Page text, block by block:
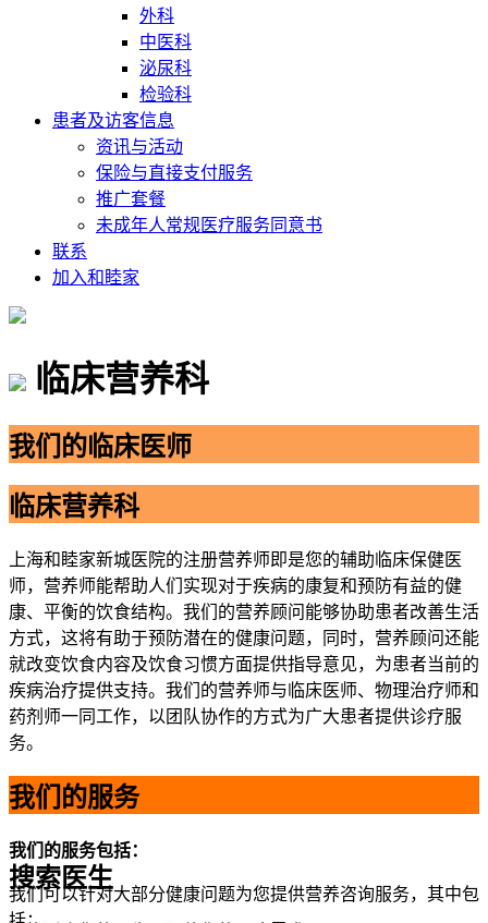
外科
中医科
泌尿科
检验科
患者及访客信息
资讯与活动
保险与直接支付服务
推广套餐
未成年人常规医疗服务同意书
联系
加入和睦家
临床营养科
我们的临床医师
临床营养科
上海和睦家新城医院的注册营养师即是您的辅助临床保健医
师，营养师能帮助人们实现对于疾病的康复和预防有益的健
康、平衡的饮食结构。我们的营养顾问能够协助患者改善生活
方式，这将有助于预防潜在的健康问题，同时，营养顾问还能
就改变饮食内容及饮食习惯方面提供指导意见，为患者当前的
疾病治疗提供支持。我们的营养师与临床医师、物理治疗师和
药剂师一同工作，以团队协作的方式为广大患者提供诊疗服
务。
我们的服务
我们的服务包括：
我们可以针对大部分健康问题为您提供营养咨询服务，其中包
搜索医生